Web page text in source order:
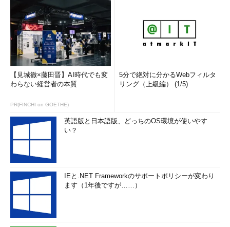
【見城徹×藤田晋】AI時代でも変
わらない経営者の本質
PR(FINCHI on GOETHE)
5分で絶対に分かるWebフィルタ
リング（上級編） (1/5)
英語版と日本語版、どっちのOS環境が使いやす
い？
IEと.NET Frameworkのサポートポリシーが変わり
ます（1年後ですが……）